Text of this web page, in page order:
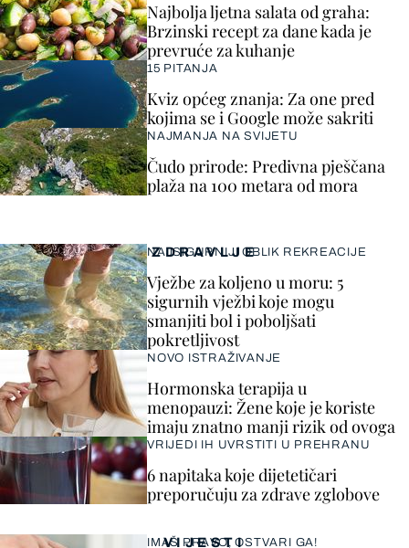
VIJESTI
IMAŠ PRAVO, OSTVARI GA!
ZDRAVLJE
NAJSIGURNIJI OBLIK REKREACIJE
Vježbe za koljeno u moru: 5
sigurnih vježbi koje mogu
smanjiti bol i poboljšati
pokretljivost
NOVO ISTRAŽIVANJE
Hormonska terapija u
menopauzi: Žene koje je koriste
imaju znatno manji rizik od ovoga
VRIJEDI IH UVRSTITI U PREHRANU
6 napitaka koje dijetetičari
preporučuju za zdrave zglobove
Najbolja ljetna salata od graha:
Brzinski recept za dane kada je
prevruće za kuhanje
15 PITANJA
Kviz općeg znanja: Za one pred
kojima se i Google može sakriti
NAJMANJA NA SVIJETU
Čudo prirode: Predivna pješčana
plaža na 100 metara od mora